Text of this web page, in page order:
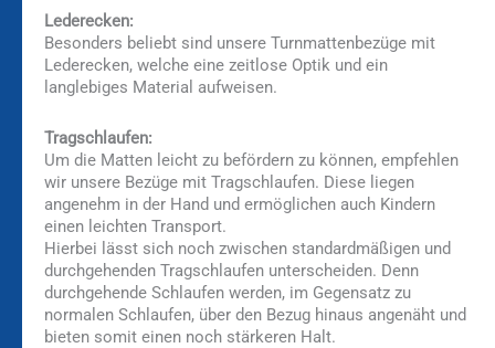
Lederecken:
Besonders beliebt sind unsere Turnmattenbezüge mit
Lederecken, welche eine zeitlose Optik und ein
langlebiges Material aufweisen.
Tragschlaufen:
Um die Matten leicht zu befördern zu können, empfehlen
wir unsere Bezüge mit Tragschlaufen. Diese liegen
angenehm in der Hand und ermöglichen auch Kindern
einen leichten Transport.
Hierbei lässt sich noch zwischen standardmäßigen und
durchgehenden Tragschlaufen unterscheiden. Denn
durchgehende Schlaufen werden, im Gegensatz zu
normalen Schlaufen, über den Bezug hinaus angenäht und
bieten somit einen noch stärkeren Halt.